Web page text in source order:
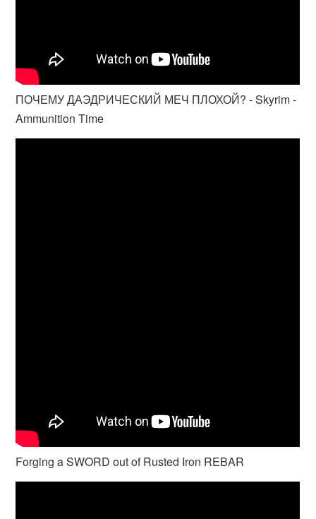
ПОЧЕМУ ДАЭДРИЧЕСКИЙ МЕЧ ПЛОХОЙ? - Skyrim -
Ammunition Time
Forging a SWORD out of Rusted Iron REBAR